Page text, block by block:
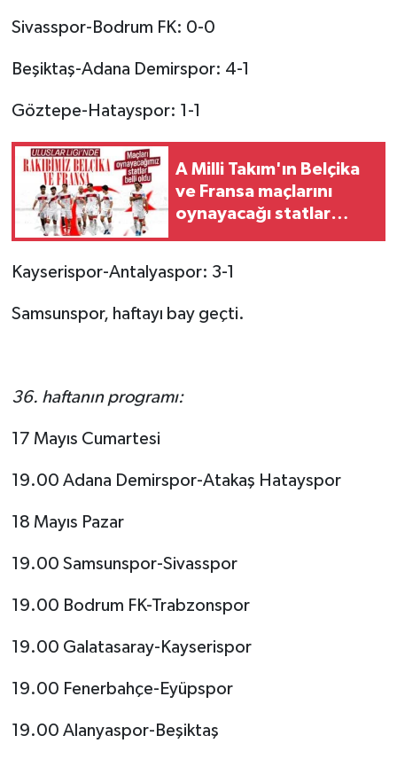
Sivasspor-Bodrum FK: 0-0
Beşiktaş-Adana Demirspor: 4-1
Göztepe-Hatayspor: 1-1
A Milli Takım'ın Belçika
ve Fransa maçlarını
oynayacağı statlar
Kayserispor-Antalyaspor: 3-1
Samsunspor, haftayı bay geçti.
36. haftanın programı:
17 Mayıs Cumartesi
19.00 Adana Demirspor-Atakaş Hatayspor
18 Mayıs Pazar
19.00 Samsunspor-Sivasspor
19.00 Bodrum FK-Trabzonspor
19.00 Galatasaray-Kayserispor
19.00 Fenerbahçe-Eyüpspor
19.00 Alanyaspor-Beşiktaş